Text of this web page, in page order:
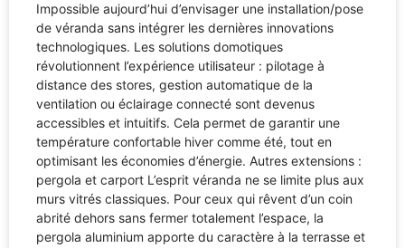
Impossible aujourd’hui d’envisager une installation/pose
de véranda sans intégrer les dernières innovations
technologiques. Les solutions domotiques
révolutionnent l’expérience utilisateur : pilotage à
distance des stores, gestion automatique de la
ventilation ou éclairage connecté sont devenus
accessibles et intuitifs. Cela permet de garantir une
température confortable hiver comme été, tout en
optimisant les économies d’énergie. Autres extensions :
pergola et carport L’esprit véranda ne se limite plus aux
murs vitrés classiques. Pour ceux qui rêvent d’un coin
abrité dehors sans fermer totalement l’espace, la
pergola aluminium apporte du caractère à la terrasse et